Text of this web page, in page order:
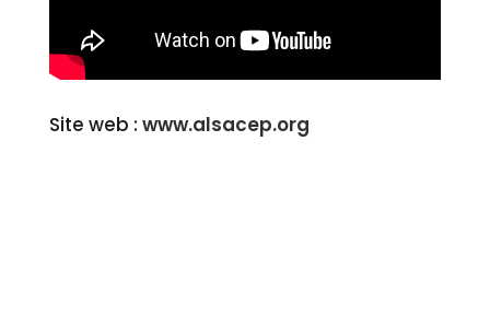
Site web : www.alsacep.org